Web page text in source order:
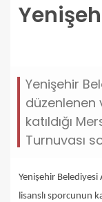
Yenişehir
düzenlenen
katıldığı
Turnuvası
Yenişehir Belediyesi
lisanslı sporcunun